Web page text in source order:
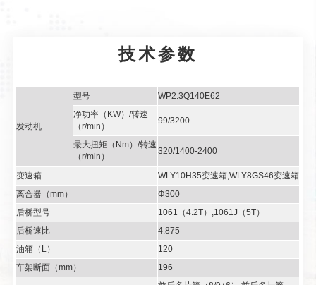
技术参数
发动机
型号
WP2.3Q140E62
净功率（KW）/转速
（r/min）
99/3200
最大扭矩（Nm）/转速
（r/min）
320/1400-2400
变速箱
WLY10H35变速箱,WLY8GS46变速箱
离合器（mm）
Φ300
后桥型号
1061（4.2T）,1061J（5T）
后桥速比
4.875
油箱（L）
120
车架断面（mm）
196